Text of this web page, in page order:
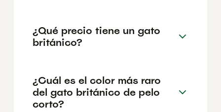
¿Qué precio tiene un gato
británico?
¿Cuál es el color más raro
del gato británico de pelo
corto?